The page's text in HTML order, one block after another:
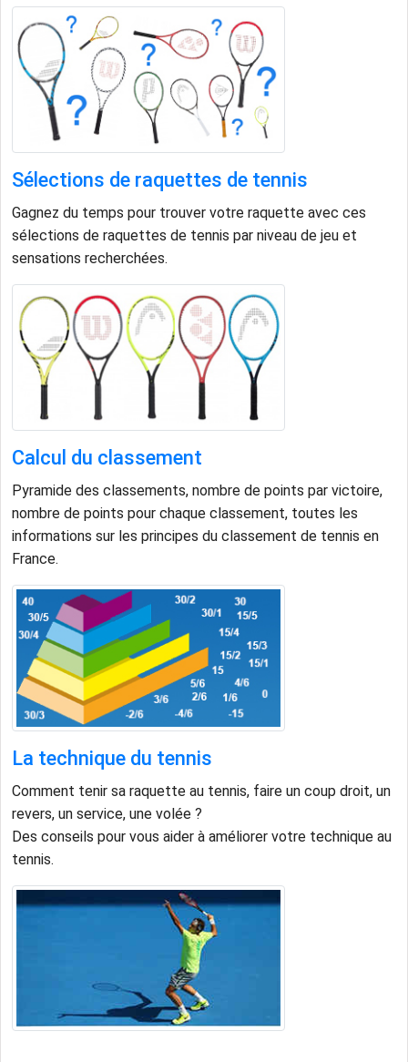
Sélections de raquettes de tennis
Gagnez du temps pour trouver votre raquette avec ces
sélections de raquettes de tennis par niveau de jeu et
sensations recherchées.
Calcul du classement
Pyramide des classements, nombre de points par victoire,
nombre de points pour chaque classement, toutes les
informations sur les principes du classement de tennis en
France.
La technique du tennis
Comment tenir sa raquette au tennis, faire un coup droit, un
revers, un service, une volée ?
Des conseils pour vous aider à améliorer votre technique au
tennis.